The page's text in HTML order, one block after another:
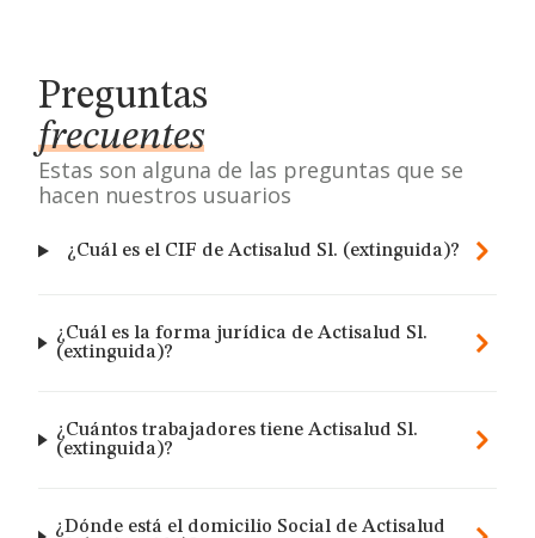
Preguntas
frecuentes
Estas son alguna de las preguntas que se
hacen nuestros usuarios
¿Cuál es el CIF de Actisalud Sl. (extinguida)?
¿Cuál es la forma jurídica de Actisalud Sl.
(extinguida)?
¿Cuántos trabajadores tiene Actisalud Sl.
(extinguida)?
¿Dónde está el domicilio Social de Actisalud